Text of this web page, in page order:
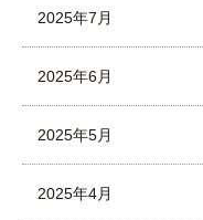
2025年7月
2025年6月
2025年5月
2025年4月